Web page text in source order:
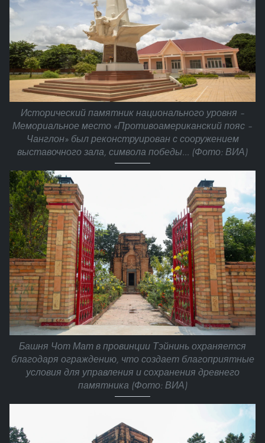
Исторический памятник национального уровня –
Мемориальное место «Противоамериканский пояс –
Чанглон» был реконструирован с сооружением
выставочного зала, символа победы… (Фото: ВИА)
Башня Чот Мат в провинции Тэйнинь охраняется
благодаря ограждению, что создает благоприятные
условия для управления и сохранения древнего
памятника (Фото: ВИА)